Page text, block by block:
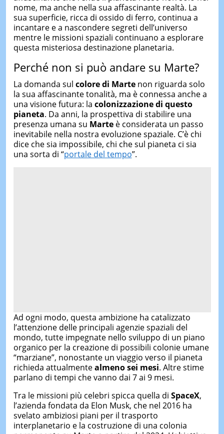
nome, ma anche nella sua affascinante realtà. La
sua superficie, ricca di ossido di ferro, continua a
incantare e a nascondere segreti dell’universo
mentre le missioni spaziali continuano a esplorare
questa misteriosa destinazione planetaria.
Perché non si può andare su Marte?
La domanda sul colore di Martenon riguarda solo
la sua affascinante tonalità, ma è connessa anche a
una visione futura: la colonizzazione di questo
pianeta. Da anni, la prospettiva di stabilire una
presenza umana su Marteè considerata un passo
inevitabile nella nostra evoluzione spaziale. C’è chi
dice che sia impossibile, chi che sul pianeta ci sia
una sorta di “portale del tempo”.
Ad ogni modo, questa ambizione ha catalizzato
l’attenzione delle principali agenzie spaziali del
mondo, tutte impegnate nello sviluppo di un piano
organico per la creazione di possibili colonie umane
“marziane”, nonostante un viaggio verso il pianeta
richieda attualmentealmenosei mesi. Altre stime
parlano di tempi che vanno dai 7 ai 9 mesi.
Tra le missioni più celebri spicca quella di SpaceX,
l’azienda fondata da Elon Musk, che nel 2016 ha
svelato ambiziosi piani per il trasporto
interplanetario e la costruzione di una colonia